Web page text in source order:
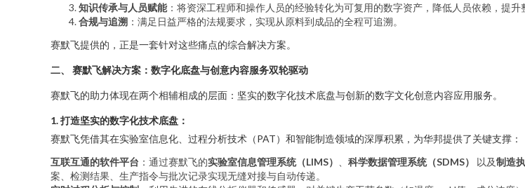
知识传承与人员赋能：将资深工程师和操作人员的经验转化为可复用的数字资产，降低人员依赖，提升
合规与追溯 ：满足日益严格的法规要求，实现从原料到成品的全程可追溯。
赛默飞提供的，正是一套针对这些痛点的综合解决方案。
二、 赛默飞解决方案：数字化底盘与创意内容服务双轮驱动
赛默飞的助力体现在两个相辅相成的层面：坚实的数字化技术底盘与创新的数字文化创意内容应用服务。
1. 打造坚实的数字化技术底盘：
赛默飞凭借其在实验室信息化、过程分析技术（PAT）和智能制造领域的深厚积累，为华邦提供了关键支撑：
互联互通的软件平台 ：通过赛默飞的实验室信息管理系统（LIMS） 科学数据管理系统（SDMS） 以及制造
案、检测结果、生产指令与批次记录实现无缝对接与自动传递。